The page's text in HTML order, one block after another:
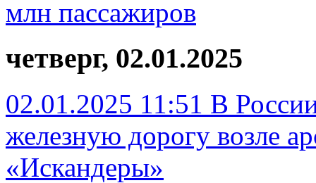
млн пассажиров
четверг, 02.01.2025
02.01.2025 11:51 В
железную дорогу возле
«Искандеры»